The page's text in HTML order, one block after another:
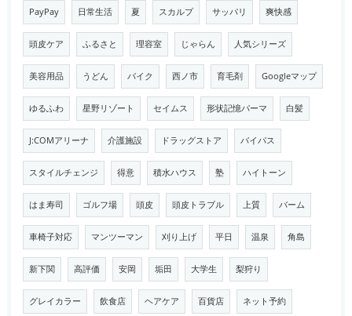
PayPay 日常生活 夏 スカルプ サッパリ 爽快感
頭皮ケア ふるさと 理容室 じゃらん 人気シリーズ
美容用品 うどん バイク 西ノ市 育毛剤 Googleマップ
ゆるふわ 星野リゾート セイムス 形状記憶パーマ 白髪
J:COMアリーナ 介護施設 ドラッグストア バイパス
スタイルチェンジ 得意 積水ハウス 塾 ハイトーン
はま寿司 ゴルフ場 頭皮 頭皮トラブル 上質 バーム
車椅子対応 マンツーマン 刈り上げ 平日 温泉 角島
新下関 高評価 安岡 垢田 大学生 梨狩り
グレイカラー 飲食店 ヘアケア 百貨店 ネット予約